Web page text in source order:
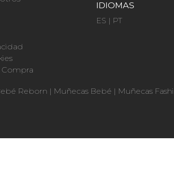
IDIOMAS
ES | PT
Reborn | Muñecas Bebé | Muñecas